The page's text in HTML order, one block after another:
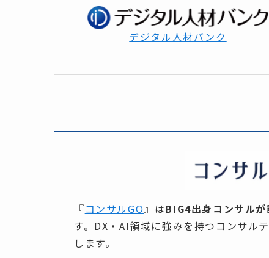
デジタル人材バンク
『コンサルGO』は​BIG4出身コンサルが
す。​DX・AI領域に​強みを​持つコンサル
します。​